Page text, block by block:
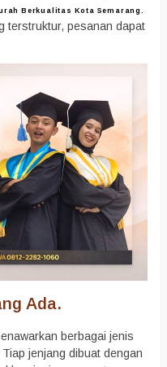
Berkualitas Kota Semarang.
terstruktur, pesanan dapat
Ada.
berbagai jenis
jenjang dibuat dengan